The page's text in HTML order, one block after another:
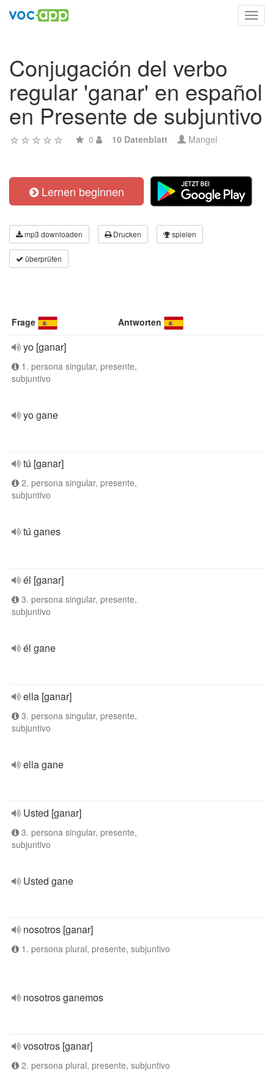
Conjugación del verbo
regular 'ganar' en español
en Presente de subjuntivo
0 10 Datenblatt Mangel
Lernen beginnen
mp3 downloaden Drucken spielen
überprüfen
Frage Antworten
yo [ganar]
1. persona singular, presente,
subjuntivo
yo gane
tú [ganar]
2. persona singular, presente,
subjuntivo
tú ganes
él [ganar]
3. persona singular, presente,
subjuntivo
él gane
ella [ganar]
3. persona singular, presente,
subjuntivo
ella gane
Usted [ganar]
3. persona singular, presente,
subjuntivo
Usted gane
nosotros [ganar]
1. persona plural, presente, subjuntivo
nosotros ganemos
vosotros [ganar]
2. persona plural, presente, subjuntivo